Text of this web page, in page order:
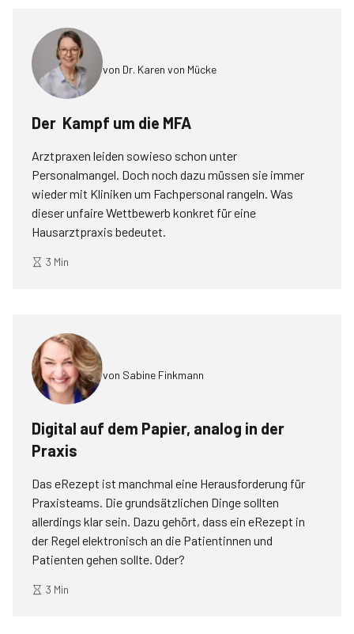
von Dr. Karen von Mücke
Der Kampf um die MFA
Arztpraxen leiden sowieso schon unter
Personalmangel. Doch noch dazu müssen sie immer
wieder mit Kliniken um Fachpersonal rangeln. Was
dieser unfaire Wettbewerb konkret für eine
Hausarztpraxis bedeutet.
3 Min
von Sabine Finkmann
Digital auf dem Papier, analog in der
Praxis
Das eRezept ist manchmal eine Herausforderung für
Praxisteams. Die grundsätzlichen Dinge sollten
allerdings klar sein. Dazu gehört, dass ein eRezept in
der Regel elektronisch an die Patientinnen und
Patienten gehen sollte. Oder?
3 Min